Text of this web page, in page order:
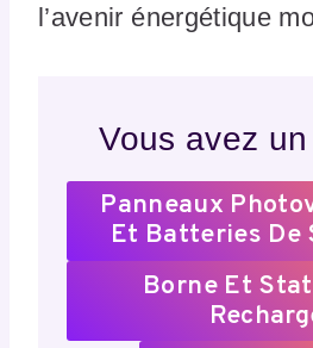
l’avenir énergétique
Vous avez
Panneaux
Et Batteries De
Borne Et